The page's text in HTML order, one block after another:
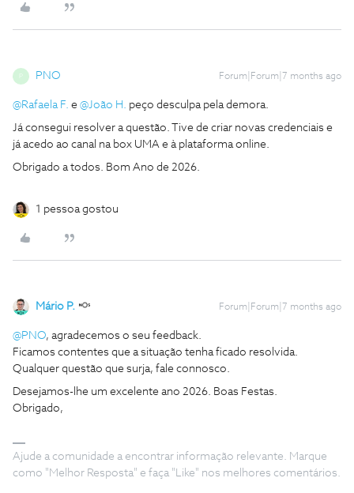
PNO Forum|Forum|7 months ago
@Rafaela F. e ​ @João H. peço desculpa pela demora.
Já consegui resolver a questão. Tive de criar novas credenciais e
já acedo ao canal na box UMA e à plataforma online.
Obrigado a todos. Bom Ano de 2026.
1 pessoa gostou
Mário P. Forum|Forum|7 months ago
@PNO, agradecemos o seu feedback.
Ficamos contentes que a situação tenha ficado resolvida.
Qualquer questão que surja, fale connosco.
Desejamos-lhe um excelente ano 2026. Boas Festas.
Obrigado,
Ajude a comunidade a encontrar informação relevante. Marque
como "Melhor Resposta" e faça "Like" nos melhores comentários.